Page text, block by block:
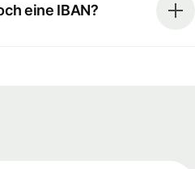
eine IBAN?